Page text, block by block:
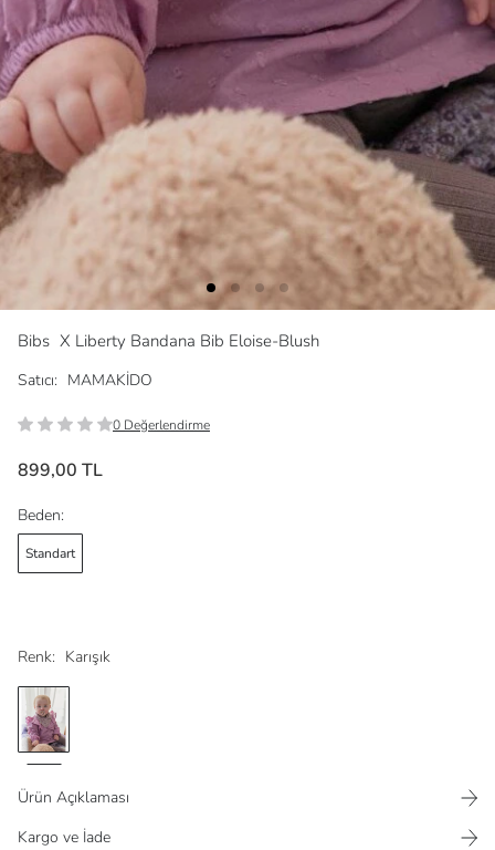
Bibs X Liberty Bandana Bib Eloise-Blush
Satıcı: MAMAKİDO
0 Değerlendirme
899,00 TL
Renk: Karışık
Beden:
Standart
Ürün Açıklaması
Kargo ve İade